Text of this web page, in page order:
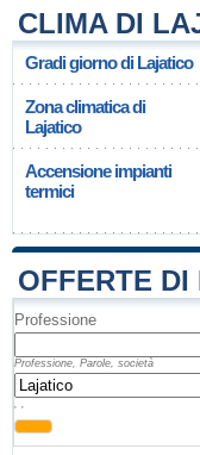
CLIMA DI
Gradi giorno di Lajatico
Zona climatica di
Lajatico
Accensione impianti
termici
OFFERTE DI
Professione
Professione, Parole, società
, ,